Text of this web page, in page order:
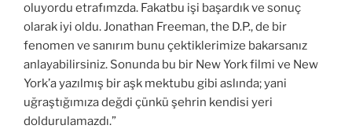
oluyordu etrafımzda. Fakatbu işi başardık ve sonuç
olarak iyi oldu. Jonathan Freeman, the D.P., de bir
fenomen ve sanırım bunu çektiklerimize bakarsanız
anlayabilirsiniz. Sonunda bu bir New York filmi ve New
York’a yazılmış bir aşk mektubu gibi aslında; yani
uğraştığımıza değdi çünkü şehrin kendisi yeri
doldurulamazdı.”